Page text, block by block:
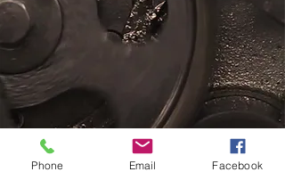
Phone Email Facebook